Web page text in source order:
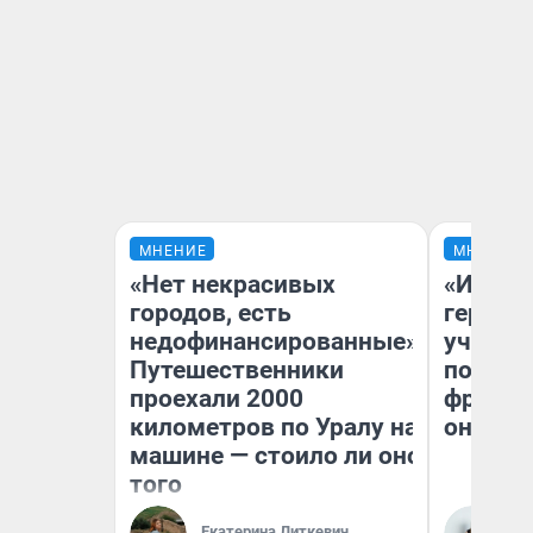
МНЕНИЕ
«Нет некрасивых
городов, есть
недофинансированные».
Путешественники
проехали 2000
километров по Уралу на
машине — стоило ли оно
того
МНЕНИЕ
герои
учит
она